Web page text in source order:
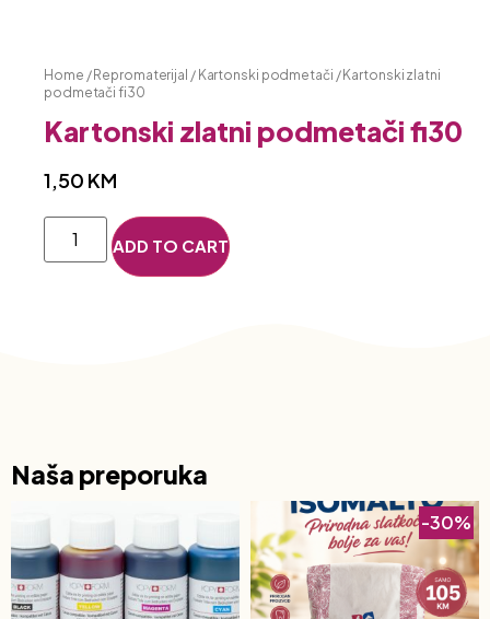
Home /Repromaterijal / Kartonski podmetači / Kartonski zlatni
podmetači fi30
Kartonski zlatni podmetači fi30
1,50 KM
ADD TO CART
Naša preporuka
-30%